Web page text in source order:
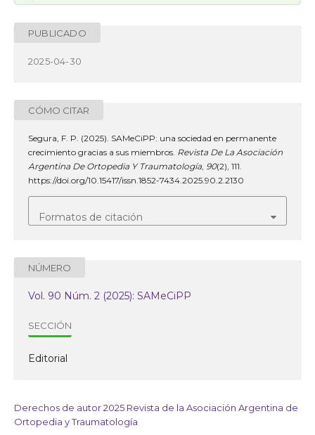
PUBLICADO
2025-04-30
CÓMO CITAR
Segura, F. P. (2025). SAMeCiPP: una sociedad en permanente
crecimiento gracias a sus miembros. Revista De La Asociación
Argentina De Ortopedia Y Traumatología 90(2), 111.
https://doi.org/10.15417/issn.1852-7434.2025.90.2.2130
Formatos de citación
NÚMERO
Vol. 90 Núm. 2 (2025): SAMeCiPP
SECCIÓN
Editorial
Derechos de autor 2025 Revista de la Asociación Argentina de
Ortopedia y Traumatología